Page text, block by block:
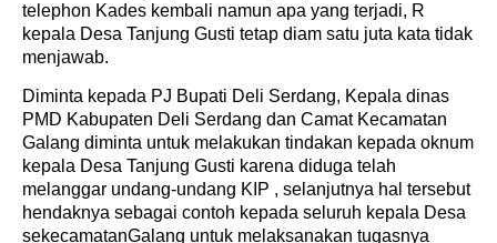
telephon Kades kembali namun apa yang terjadi, R
kepala Desa Tanjung Gusti tetap diam satu juta kata tidak
menjawab.
Diminta kepada PJ Bupati Deli Serdang, Kepala dinas
PMD Kabupaten Deli Serdang dan Camat Kecamatan
Galang diminta untuk melakukan tindakan kepada oknum
kepala Desa Tanjung Gusti karena diduga telah
melanggar undang-undang KIP , selanjutnya hal tersebut
hendaknya sebagai contoh kepada seluruh kepala Desa
sekecamatanGalang untuk melaksanakan tugasnya